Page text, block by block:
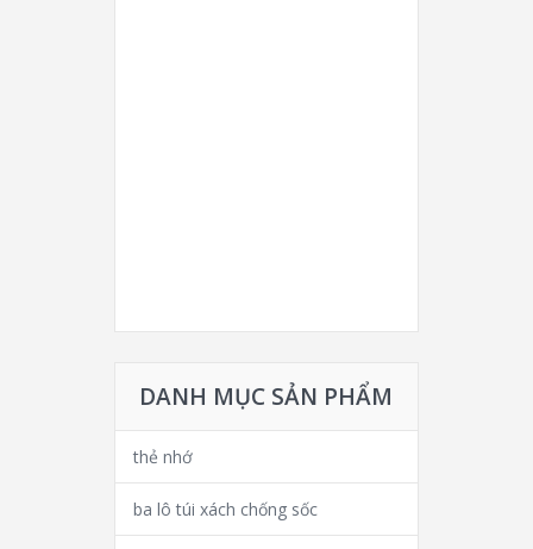
DANH MỤC SẢN PHẨM
thẻ nhớ
ba lô túi xách chống sốc